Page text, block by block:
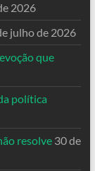
2026
julho de 2026
que
política
resolve 30 de